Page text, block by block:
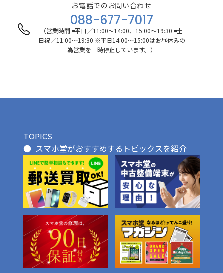
お電話でのお問い合わせ
088-677-7017
（営業時間 ◾️平日／11:00〜14:00、15:00〜19:30 ◾️土
日祝／11:00〜19:30 ※平日14:00〜15:00はお昼休みの
為営業を一時停止しています。）
TOPICS
スマホ堂がおすすめするトピックスを紹介